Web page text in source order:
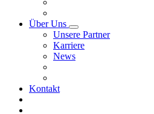
Über Uns
Unsere Partner
Karriere
News
Kontakt